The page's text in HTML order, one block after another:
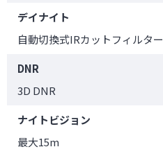
デイナイト
自動切換式IRカットフィルター
DNR
3D DNR
ナイトビジョン
最大15m